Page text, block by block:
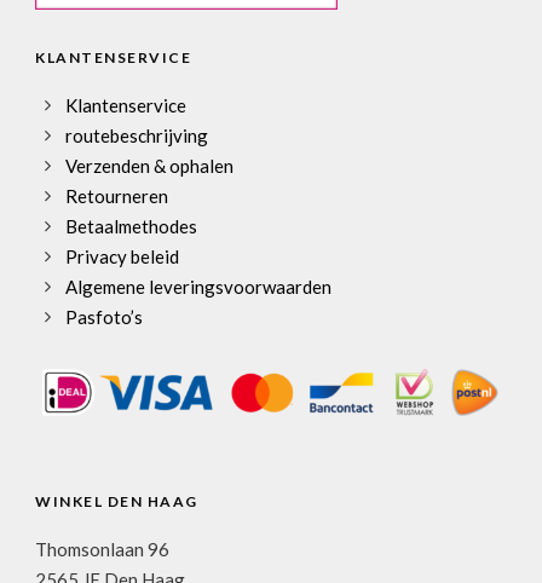
KLANTENSERVICE
Klantenservice
routebeschrijving
Verzenden & ophalen
Retourneren
Betaalmethodes
Privacy beleid
Algemene leveringsvoorwaarden
Pasfoto’s
WINKEL DEN HAAG
Thomsonlaan 96